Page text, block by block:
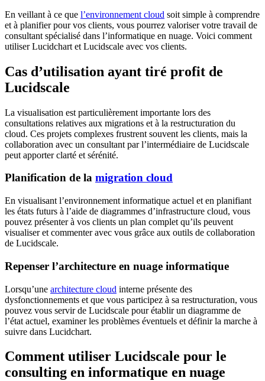
En veillant à ce que l’environnement cloud soit simple à comprendre
et à planifier pour vos clients, vous pourrez valoriser votre travail de
consultant spécialisé dans l’informatique en nuage. Voici comment
utiliser Lucidchart et Lucidscale avec vos clients.
Cas d’utilisation ayant tiré profit de
Lucidscale
La visualisation est particulièrement importante lors des
consultations relatives aux migrations et à la restructuration du
cloud. Ces projets complexes frustrent souvent les clients, mais la
collaboration avec un consultant par l’intermédiaire de Lucidscale
peut apporter clarté et sérénité.
Planification de la migration cloud
En visualisant l’environnement informatique actuel et en planifiant
les états futurs à l’aide de diagrammes d’infrastructure cloud, vous
pouvez présenter à vos clients un plan complet qu’ils peuvent
visualiser et commenter avec vous grâce aux outils de collaboration
de Lucidscale.
Repenser l’architecture en nuage informatique
Lorsqu’une architecture cloud interne présente des
dysfonctionnements et que vous participez à sa restructuration, vous
pouvez vous servir de Lucidscale pour établir un diagramme de
l’état actuel, examiner les problèmes éventuels et définir la marche à
suivre dans Lucidchart.
Comment utiliser Lucidscale pour le
consulting en informatique en nuage